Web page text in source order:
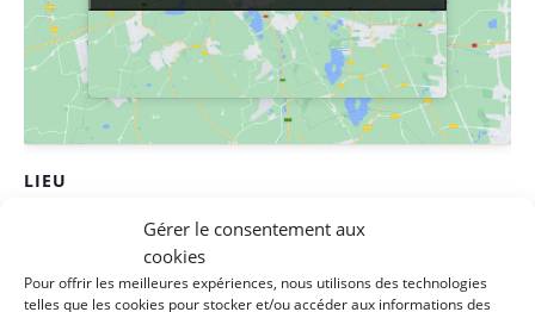
Gérer le consentement aux
cookies
Pour offrir les meilleures expériences, nous utilisons des technologies
telles que les cookies pour stocker et/ou accéder aux informations des
LIEU
Maison de la solidarité
1 rue des filatures
Clisson, 44190 France + Google Map